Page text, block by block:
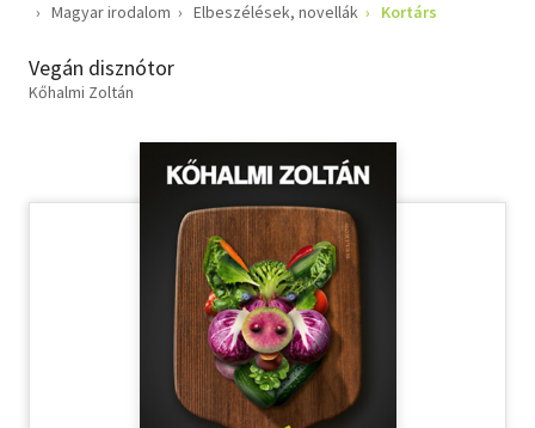
Gyermek- és ifjúsági
Hobbi, szabadidő
Tankönyv, segédkönyv
Magyar irodalom
Elbeszélések, novellák Kortárs
Vegán disznótor
Kőhalmi Zoltán